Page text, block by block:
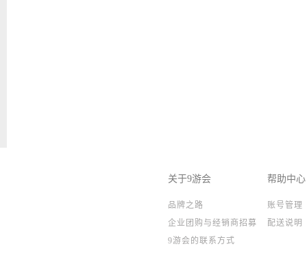
关于9游会
品牌之路
企业团购与经销商招募
9游会的联系方式
帮助中心
账号管理
配送说明